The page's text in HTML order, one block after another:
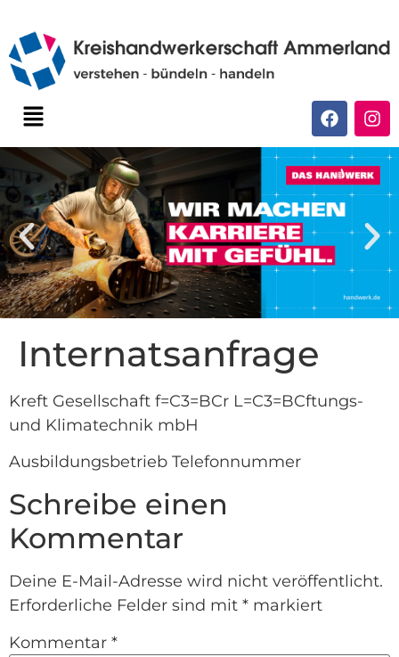
Internatsanfrage
Kreft Gesellschaft f=C3=BCr L=C3=BCftungs-
und Klimatechnik mbH
Ausbildungsbetrieb Telefonnummer
Schreibe einen
Kommentar
Deine E-Mail-Adresse wird nicht veröffentlicht.
Erforderliche Felder sind mit * markiert
Kommentar *